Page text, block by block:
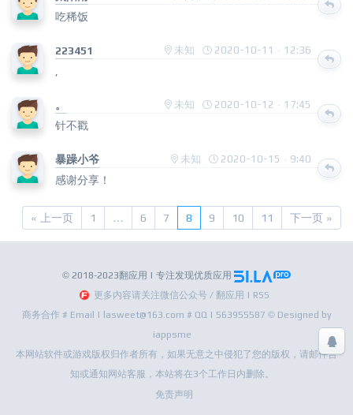
吃稀饭
223451 未知 2020-10-11 · 12:36
。 未知 2020-10-12 · 17:45
针不戳
暴躁小爷 未知 2020-10-15 · 9:40
感谢分享！
« 上一页 1 … 6 7 8 9 10 11 下一页 »
© 2018-2023翻应用 | 专注发现优质应用
更多内容请关注微信公众号 / 翻应用 | RSS
商务合作 # Email | lasweet@163.com # QQ | 563955587 © Designed by
iappsme
本网站软件或游戏版权归作者所有，如果无意之中侵犯了您的版权，请邮件告
知或通知网站客服，本站将在3个工作日内删除。
免责声明